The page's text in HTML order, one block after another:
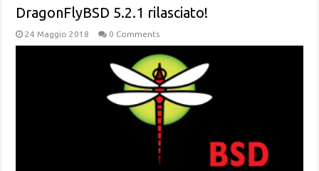
DragonFlyBSD 5.2.1 rilasciato!
24 Maggio 2018 0 Comments